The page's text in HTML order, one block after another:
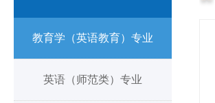
教育学（英语教育）专业
英语（师范类）专业